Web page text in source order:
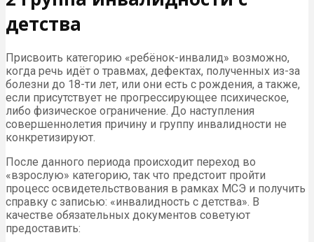
детства
Присвоить категорию «ребёнок-инвалид» возможно,
когда речь идёт о травмах, дефектах, полученных из-за
болезни до 18-ти лет, или они есть с рождения, а также,
если присутствует не прогрессирующее психическое,
либо физическое ограничение. До наступления
совершеннолетия причину и группу инвалидности не
конкретизируют.
После данного периода происходит переход во
«взрослую» категорию, так что предстоит пройти
процесс освидетельствования в рамках МСЭ и получить
справку с записью: «инвалидность с детства». В
качестве обязательных документов советуют
предоставить: